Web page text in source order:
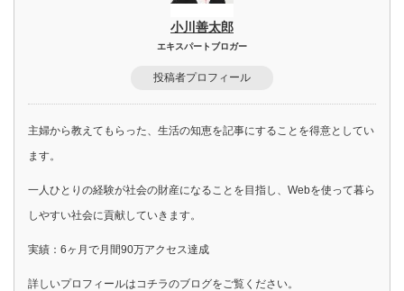
小川善太郎
エキスパートブロガー
投稿者プロフィール
主婦から教えてもらった、生活の知恵を記事にすることを得意としてい
ます。
一人ひとりの経験が社会の財産になることを目指し、Webを使って暮ら
しやすい社会に貢献していきます。
実績：6ヶ月で月間90万アクセス達成
詳しいプロフィールはコチラのブログをご覧ください。